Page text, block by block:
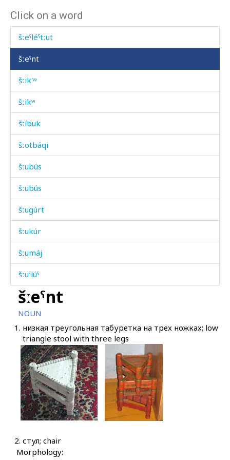
Click on a word
šːeˤléˤ
šːeˤléˤtːut
šːeˤnt
šːik'ʷ
šːikʷ
šːíbuk
šːotbáqi
šːubús
šːubús
šːugúrt
šːukúr
šːumáj
šːuˤlúˤ
šːuˤmmúˤs
šːʷaˤ
šːʷaˤ
šːʷáˤlt'
šːʷélšːibos
šːʷi
šːʷít'bos
šːeˤnt
NOUN
1. низкая треугольная табуретка на трех ножках; low
triangle stool with three legs
2. стул; chair
Morphology: